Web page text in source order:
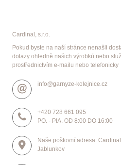
Cardinal, s.r.o.
Pokud byste na naší stránce nenašli
dotazy ohledně našich výrobků nebo
prostřednictvím e-mailu nebo telefonicky
info@garnyze-kolejnice.cz
+420 728 661 095
PO. - PIA. OD 8:00 DO 16:00
Naše poštovní adresa:
Jablunkov